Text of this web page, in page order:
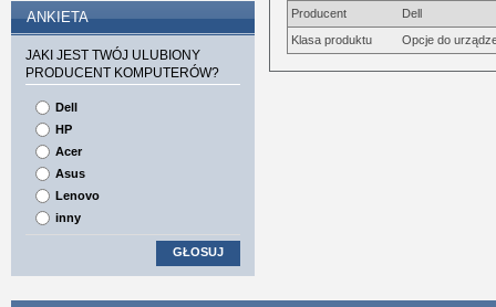
Producent
Dell
Klasa produktu
Opcje do
ANKIETA
JAKI JEST TWÓJ ULUBIONY
PRODUCENT KOMPUTERÓW?
Dell
HP
Acer
Asus
Lenovo
inny
GŁOSUJ